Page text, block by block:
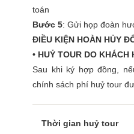
toán
Bước 5: Gửi họp đoàn
ĐIỀU KIỆN HOÀN HỦY
• HUỶ TOUR DO
Sau khi ký hợp đồng,
chính sách phí huỷ tour
Thời gian huỷ tour